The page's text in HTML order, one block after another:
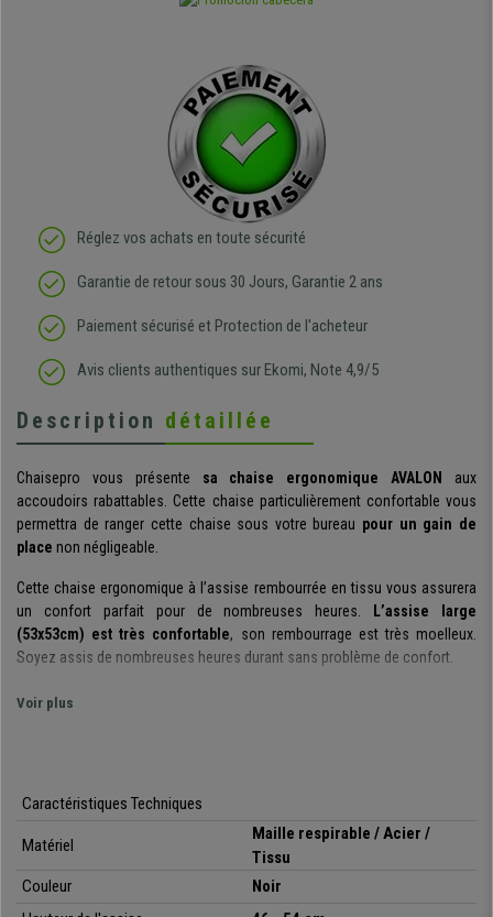
Réglez vos achats en toute sécurité
Garantie de retour sous 30 Jours, Garantie 2 ans
Paiement sécurisé et Protection de l'acheteur
Avis clients authentiques sur Ekomi, Note 4,9/5
Description détaillée
Chaisepro vous présente sa chaise ergonomique AVALON
aux
accoudoirs rabattables. Cette chaise particulièrement confortable vous
permettra de ranger cette chaise sous votre bureau pour un gain de
place non négligeable.
Cette chaise ergonomique à l’assise rembourrée en tissu vous assurera
un confort parfait pour de nombreuses heures.
L’assise large
(53x53cm) est très confortable, son rembourrage est très moelleux.
Soyez assis de nombreuses heures durant sans problème de confort.
Le dossier est en maille respirable tendue
Vous pourrez ensuite verrouiller ou déverrouiller l’inclinaison du dossier
avec une simple manipulation de la manette sous l’assise.
L’élément le plus pratique de cette chaise sont ses
Voir plus
Caractéristiques Techniques
Matériel
Maille respirable / Acier /
Tissu
Couleur
Noir